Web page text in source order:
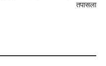
तपासला